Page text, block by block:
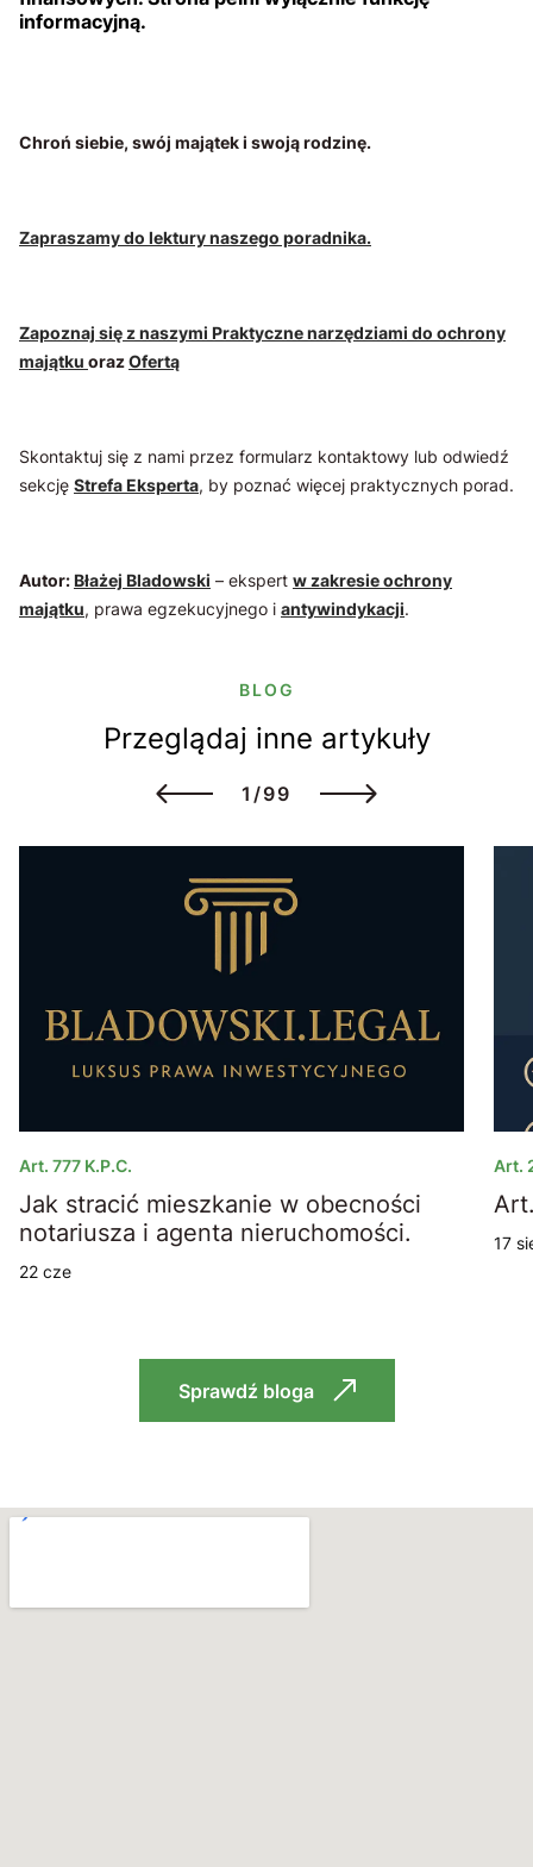
informacyjną.
Chroń siebie, swój majątek i swoją rodzinę.
Zapraszamy do lektury naszego poradnika.
Zapoznaj się z naszymi Praktyczne narzędziami do ochrony
majątku orazOfertą
Skontaktuj się z nami przez formularz kontaktowy lub odwiedź
sekcję Strefa Eksperta, by poznać więcej praktycznych porad.
Autor:Błażej Bladowski – ekspert w zakresie ochrony
majątku, prawa egzekucyjnego i antywindykacji.
BLOG
Przeglądaj inne artykuły
1/99
Art. 777 K.p.c.
Jak stracić mieszkanie w obecności
notariusza i agenta nieruchomości.
22 cze
Art.
17
Sprawdź bloga